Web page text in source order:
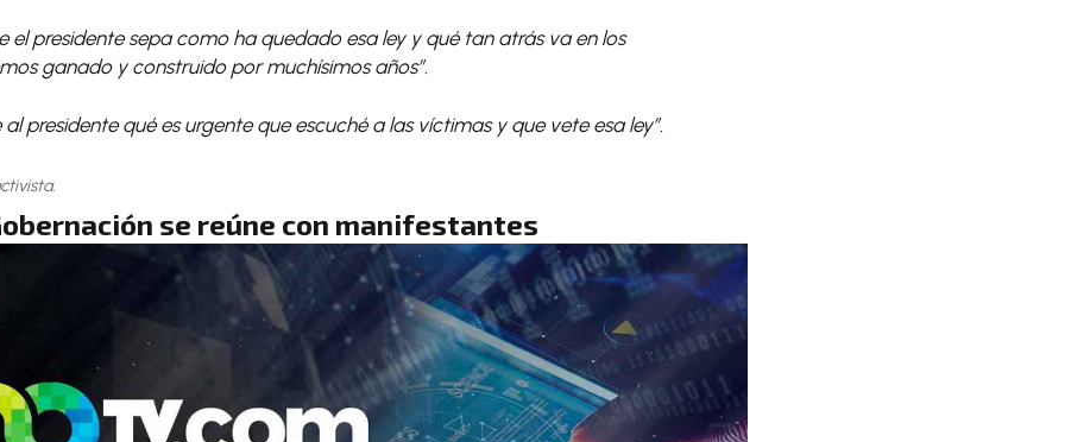
el presidente sepa como ha quedado esa ley y qué tan atrás va en los
ganado y construido por muchísimos años”.
al presidente qué es urgente que escuché a las víctimas y que vete esa ley”.
se reúne con manifestantes